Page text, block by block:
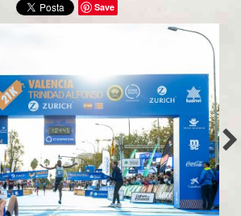
Save